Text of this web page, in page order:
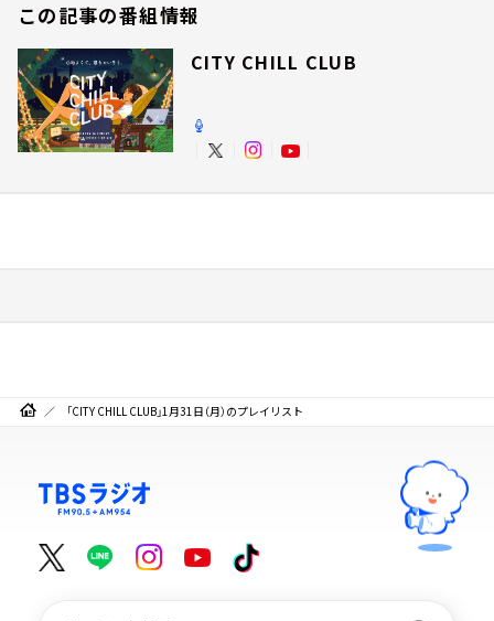
この記事の番組情報
CITY CHILL CLUB
「CITY CHILL CLUB」1月31日（月）のプレイリスト